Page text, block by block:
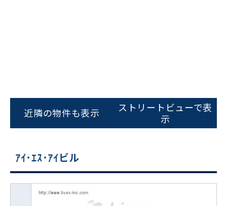
近隣の物件も表示
ストリートビューで表
示
ｱｲ･ｴｽ･ｱｲビル